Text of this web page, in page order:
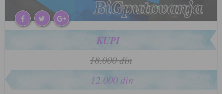
KUPI
18.000 din
12.000 din